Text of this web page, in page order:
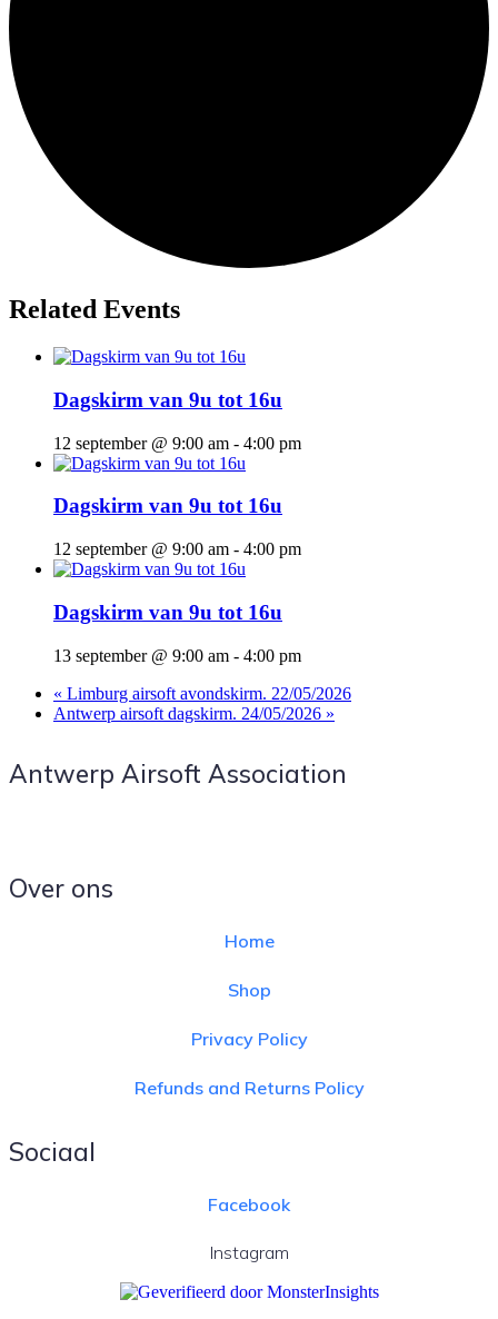
Related Events
Dagskirm van 9u tot 16u
12 september @ 9:00 am - 4:00 pm
Dagskirm van 9u tot 16u
12 september @ 9:00 am - 4:00 pm
Dagskirm van 9u tot 16u
13 september @ 9:00 am - 4:00 pm
« Limburg airsoft avondskirm. 22/05/2026
Antwerp airsoft dagskirm. 24/05/2026 »
Antwerp Airsoft Association
Over ons
Home
Shop
Privacy Policy
Refunds and Returns Policy
Sociaal
Facebook
Instagram